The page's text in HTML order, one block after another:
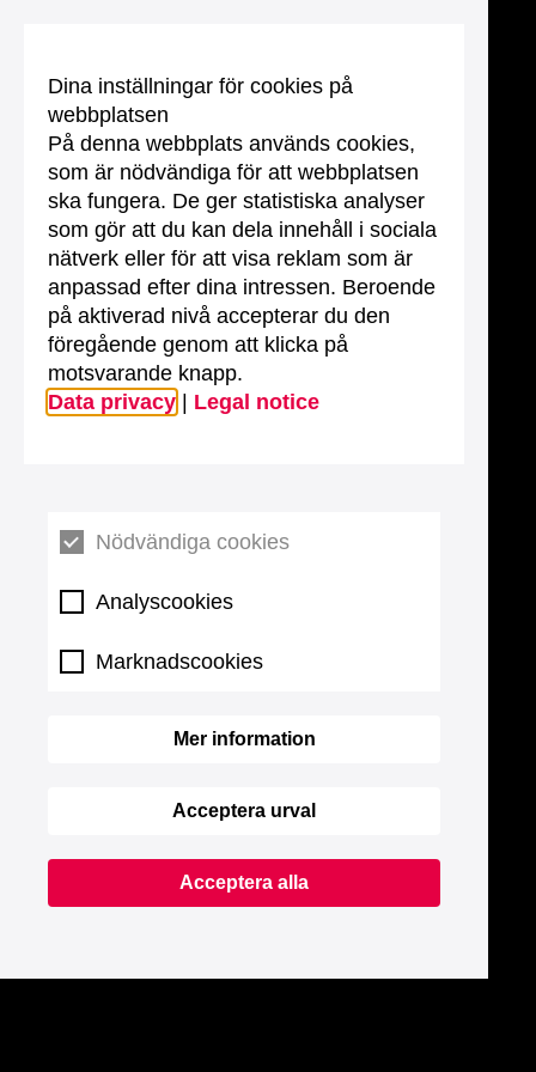
Dina inställningar för cookies på
webbplatsen
På denna webbplats används cookies,
som är nödvändiga för att webbplatsen
ska fungera. De ger statistiska analyser
som gör att du kan dela innehåll i sociala
nätverk eller för att visa reklam som är
anpassad efter dina intressen. Beroende
på aktiverad nivå accepterar du den
föregående genom att klicka på
motsvarande knapp.
Data privacy
Legal notice
Nödvändiga cookies
Analyscookies
Marknadscookies
Mer information
Acceptera urval
Acceptera alla